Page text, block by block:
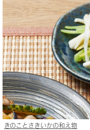
きのことさきいかの和え物